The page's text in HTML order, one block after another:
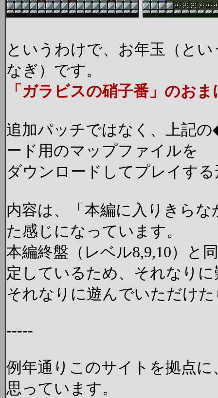
というわけで、お年玉（と
なぎ）です。
「ガラビスの硝子番」のお
追加パッチではなく、上記の
ード用のマップファイルを
ダウンロードしてプレイす
内容は、「本編に入りきら
た感じになっています。
本編終盤（レベル8,9,10）と
定しているため、それなり
それなりに遊んでいただけ
-----
例年通りこのサイトを拠点
思っています。